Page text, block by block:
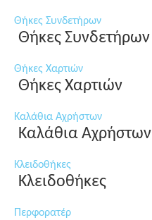
Θήκες Συνδετήρων
Θήκες Συνδετήρων
Θήκες Χαρτιών
Θήκες Χαρτιών
Καλάθια Αχρήστων
Καλάθια Αχρήστων
Κλειδοθήκες
Κλειδοθήκες
Περφορατέρ